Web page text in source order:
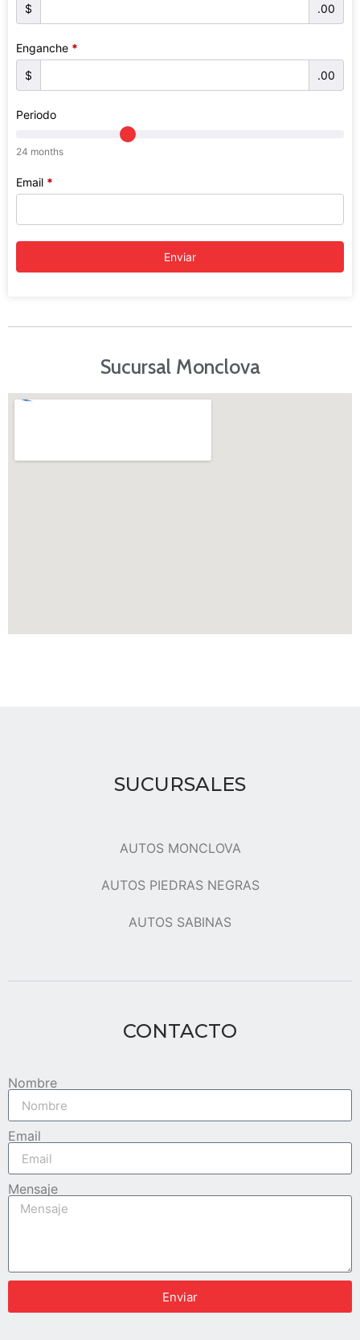
$
.00
Enganche *
$
.00
Periodo
24 months
Email *
Enviar
Sucursal Monclova
SUCURSALES
AUTOS MONCLOVA
AUTOS PIEDRAS NEGRAS
AUTOS SABINAS
CONTACTO
Nombre
Email
Mensaje
Enviar